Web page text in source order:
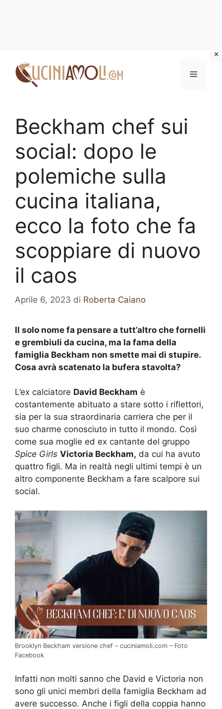
contenuto
Menu
Beckham chef sui
social: dopo le
polemiche sulla
cucina italiana,
ecco la foto che fa
scoppiare di nuovo
il caos
Aprile 6, 2023 di Roberta Caiano
Il solo nome fa pensare a tutt’altro che fornelli
e grembiuli da cucina, ma la fama della
famiglia Beckham non smette mai di stupire.
Cosa avrà scatenato la bufera stavolta?
L’ex calciatore David Beckham è
costantemente abituato a stare sotto i riflettori,
sia per la sua straordinaria carriera che per il
suo charme conosciuto in tutto il mondo. Così
come sua moglie ed ex cantante del gruppo
Spice Girls Victoria Beckham, da cui ha avuto
quattro figli. Ma in realtà negli ultimi tempi è un
altro componente Beckham a fare scalpore sui
social.
Brooklyn Beckham versione chef – cuciniamoli.com – Foto
Facebook
Infatti non molti sanno che David e Victoria non
sono gli unici membri della famiglia Beckham ad
avere successo. Anche i figli della coppia hanno